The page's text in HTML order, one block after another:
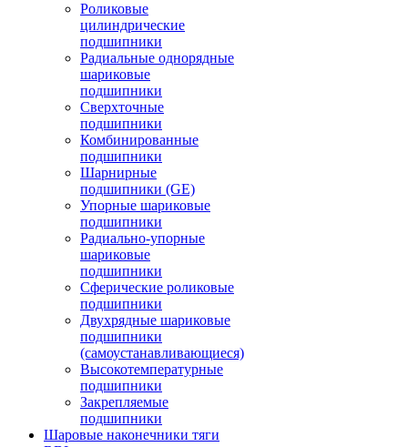
Роликовые
цилиндрические
подшипники
Радиальные однорядные
шариковые
подшипники
Сверхточные
подшипники
Комбинированные
подшипники
Шарнирные
подшипники (GE)
Упорные шариковые
подшипники
Радиально-упорные
шариковые
подшипники
Сферические роликовые
подшипники
Двухрядные шариковые
подшипники
(самоустанавливающиеся)
Высокотемпературные
подшипники
Закрепляемые
подшипники
Шаровые наконечники тяги